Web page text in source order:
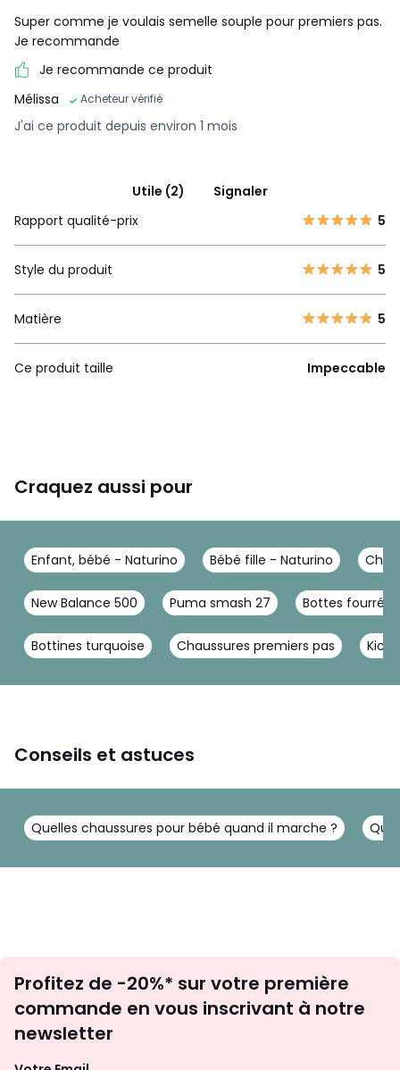
Super comme je voulais semelle souple pour premiers pas.
Je recommande
Je recommande ce produit
Mélissa
Acheteur vérifié
J'ai ce produit depuis environ 1 mois
Utile (2)
Signaler
Rapport qualité-prix
5
Style du produit 5
Matière 5
Ce produit taille Impeccable
Craquez aussi pour
Enfant, bébé - Naturino Bébé fille - Naturino
New Balance 500 Puma smash 27 Bottes
Bottines turquoise Chaussures premiers pas
Conseils et astuces
Quelles chaussures pour bébé quand il marche ?
newsletter
Profitez de -20%* sur votre première
commande en vous inscrivant à notre
newsletter